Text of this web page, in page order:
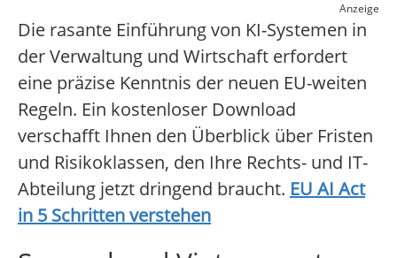
Anzeige
Die rasante Einführung von KI-Systemen in
der Verwaltung und Wirtschaft erfordert
eine präzise Kenntnis der neuen EU-weiten
Regeln. Ein kostenloser Download
verschafft Ihnen den Überblick über Fristen
und Risikoklassen, den Ihre Rechts- und IT-
Abteilung jetzt dringend braucht. EU AI Act
in 5 Schritten verstehen